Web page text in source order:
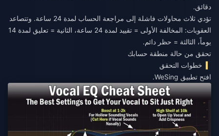
دقائق.
تؤدي ثلاث محاولات فاشلة إلى مراجعة الحساب لمدة 24 ساعة. وتتصاعد
العقوبات: المخالفة الأولى = تقييد لمدة 24 ساعة، الثانية = تعليق لمدة 14
يوماً، الثالثة = حظر دائم.
تحقق من حالة منطقة حسابك
خطوات التحقق
افتح تطبيق WeSing.